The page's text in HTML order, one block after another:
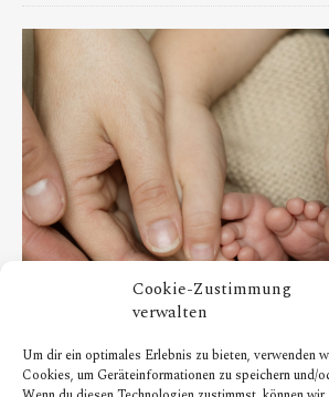
Cookie-Zustimmung
verwalten
Um dir ein optimales Erlebnis zu bieten, verwenden
Cookies, um Geräteinformationen zu speichern und/
BABYFOTOS
Babyfotos in Essen – Fotograf Essen/